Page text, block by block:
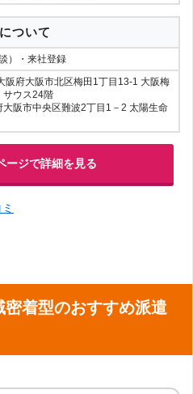
ついて
）・来社登録
阪府大阪市北区梅田1丁目13-1 大阪梅
サウス24階
大阪市中央区難波2丁目1－2 太陽生命
ージで詳細を見る
着型のおすすめ派遣